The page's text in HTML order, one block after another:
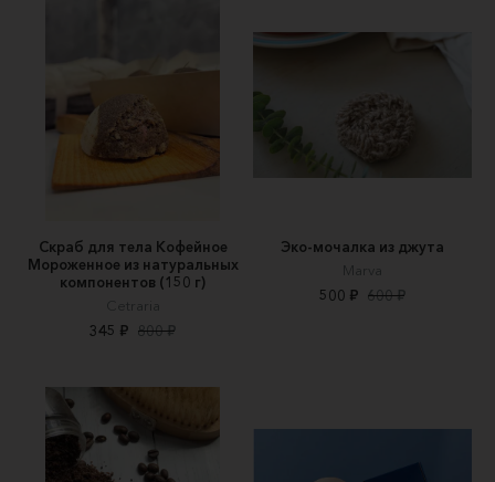
Скраб для тела Кофейное
Мороженное из натуральных
компонентов (150 г)
Cetraria
345 ₽ 800 ₽
Эко-мочалка из джута
Marva
500 ₽ 600 ₽